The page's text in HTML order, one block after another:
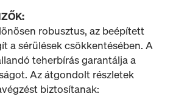
robusztus, az beépített
a sérülések csökkentésében. A
teherbírás garantálja a
Az átgondolt részletek
biztosítanak: